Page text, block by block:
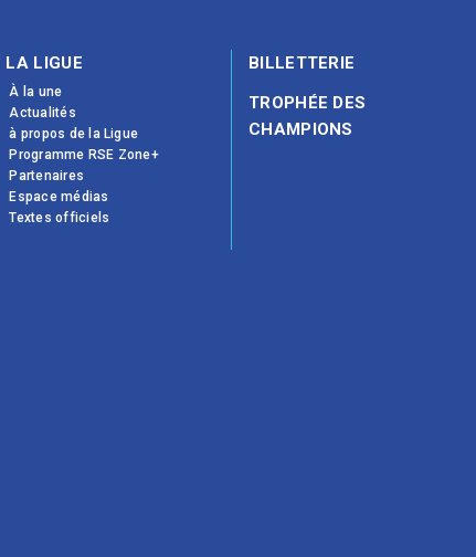
LA LIGUE
À la une
Actualités
à propos de la Ligue
Programme RSE Zone+
Partenaires
Espace médias
Textes officiels
BILLETTERIE
TROPHÉE DES
CHAMPIONS